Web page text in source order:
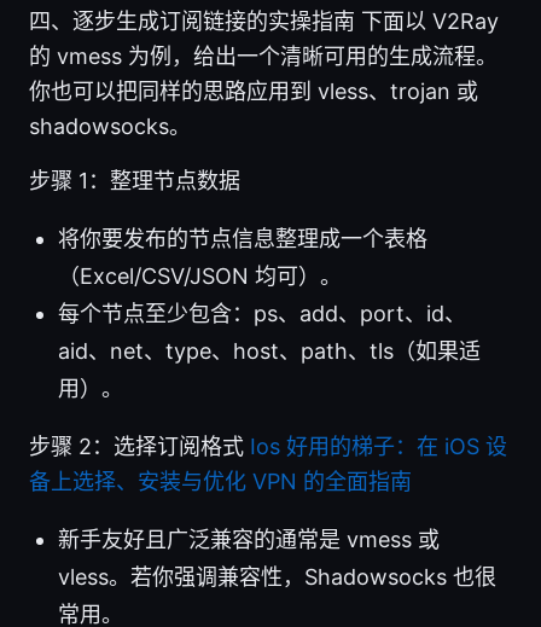
四、逐步生成订阅链接的实操指南 下面以 V2Ray
的 vmess 为例，给出一个清晰可用的生成流程。
你也可以把同样的思路应用到 vless、trojan 或
shadowsocks。
步骤 1：整理节点数据
将你要发布的节点信息整理成一个表格
（Excel/CSV/JSON 均可）。
每个节点至少包含：ps、add、port、id、
aid、net、type、host、path、tls（如果适
用）。
步骤 2：选择订阅格式 Ios 好用的梯子：在 iOS 设
备上选择、安装与优化 VPN 的全面指南
新手友好且广泛兼容的通常是 vmess 或
vless。若你强调兼容性，Shadowsocks 也很
常用。